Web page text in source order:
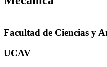
Facultad de Ciencias y
UCAV